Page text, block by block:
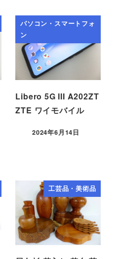
パソコン・スマートフォ
ン
Libero 5G III A202ZT
ZTE ワイモバイル
2024年6月14日
工芸品・美術品